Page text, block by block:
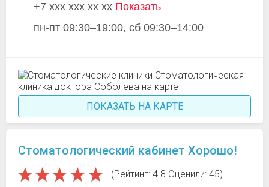
+7 xxx xxx xx xx Показать
пн-пт 09:30–19:00, сб 09:30–14:00
ПОКАЗАТЬ НА КАРТЕ
Стоматологический кабинет Хорошо!
(Рейтинг: 4.8 Оценили: 45)